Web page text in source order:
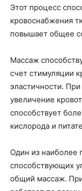
Этот процесс
кровоснабжения
повышает общее
Массаж
счет стимуляции
эластичности.
увеличение
способствует
кислорода и
Один из наиболее
способствующих
общий массаж.